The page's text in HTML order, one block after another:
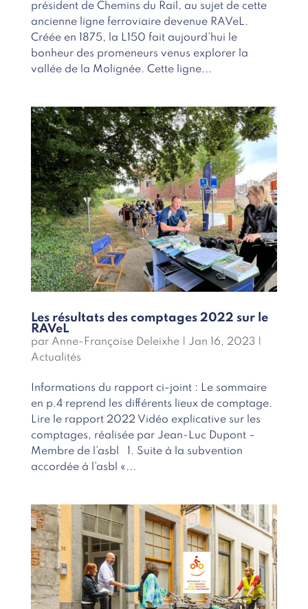
président de Chemins du Rail, au sujet de cette
ancienne ligne ferroviaire devenue RAVeL.
Créée en 1875, la L150 fait aujourd’hui le
bonheur des promeneurs venus explorer la
vallée de la Molignée. Cette ligne...
Les résultats des comptages 2022 sur le
RAVeL
par Anne-Françoise Deleixhe| Jan 16, 2023
Actualités
Informations du rapport ci-joint : Le sommaire
en p.4 reprend les différents lieux de comptage.
Lire le rapport 2022 Vidéo explicative sur les
comptages, réalisée par Jean-Luc Dupont –
Membre de l’asbl 1. Suite à la subvention
accordée à l’asbl «...